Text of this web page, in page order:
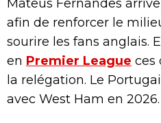
Mateus Fernandes
afin de renforcer le
sourire les fans anglais.
en Premier League ces
la relégation. Le
avec West Ham en 2026.